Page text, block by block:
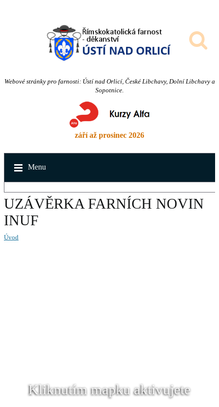
Webové stránky pro farnosti: Ústí nad Orlicí, České Libchavy, Dolní Libchavy a
Sopotnice.
září až prosinec 2026
Menu
UZÁVĚRKA FARNÍCH NOVIN
INUF
Úvod
Kliknutím mapku aktivujete